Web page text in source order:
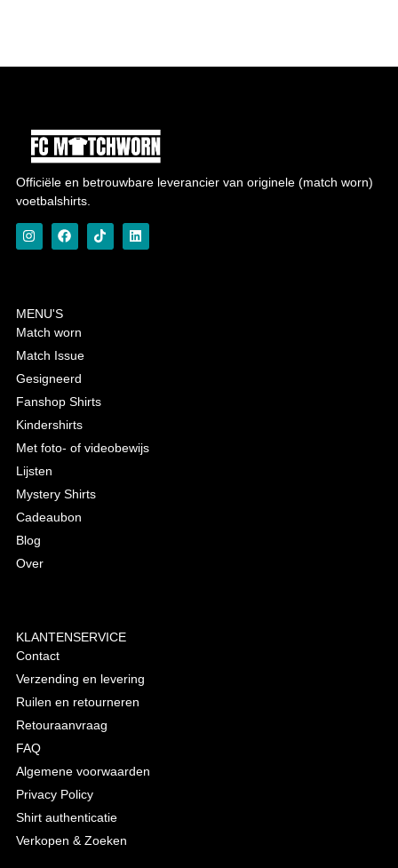
Officiële en betrouwbare leverancier van originele (match worn)
voetbalshirts.
MENU'S
Match worn
Match Issue
Gesigneerd
Fanshop Shirts
Kindershirts
Met foto- of videobewijs
Lijsten
Mystery Shirts
Cadeaubon
Blog
Over
KLANTENSERVICE
Contact
Verzending en levering
Ruilen en retourneren
Retouraanvraag
FAQ
Algemene voorwaarden
Privacy Policy
Shirt authenticatie
Verkopen & Zoeken